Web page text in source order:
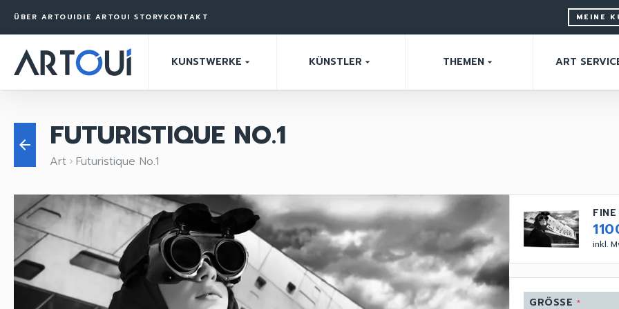
ÜBER ARTOUI DIE ARTOUI STORY KONTAKT MEINE
KUNSTWERKE arrow_drop_down KÜNSTLER arrow_drop_down THEMEN arrow_drop_down ART
arrow_back FUTURISTIQUE NO.1
Art keyboard_arrow_right Futuristique No.1
inkl.
GRÖSSE *